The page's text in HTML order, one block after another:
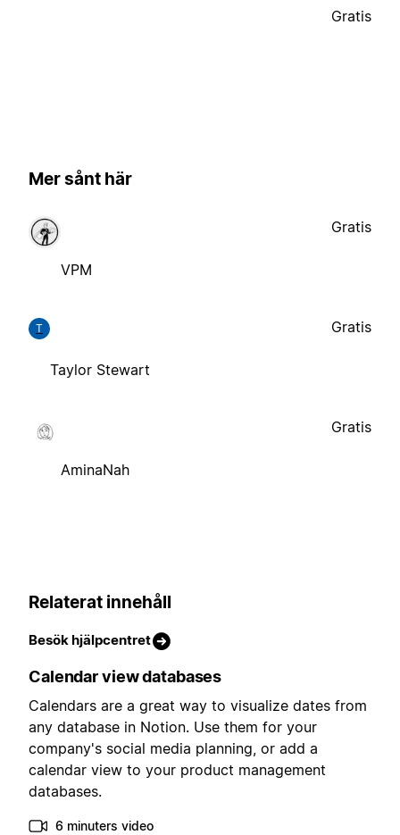
Gratis
Mer sånt här
VPM
Gratis
T
Taylor Stewart
Gratis
AminaNah
Gratis
Relaterat innehåll
Besök hjälpcentret
Calendar view databases
Calendars are a great way to visualize dates from
any database in Notion. Use them for your
company's social media planning, or add a
calendar view to your product management
databases.
6 minuters video